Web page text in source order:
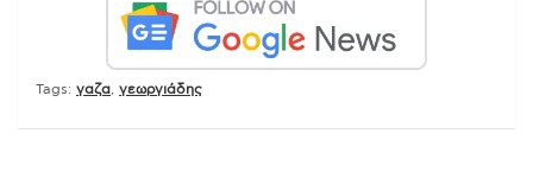
Tags: γαζα γεωργιάδης